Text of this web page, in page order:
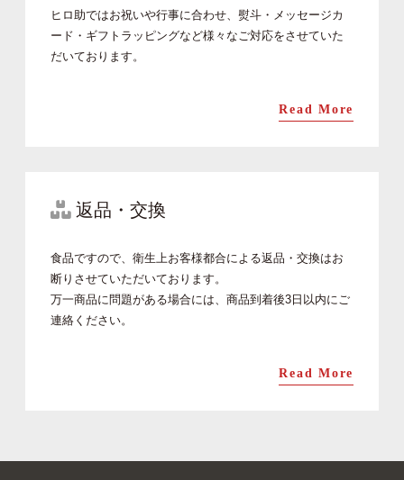
ヒロ助ではお祝いや行事に合わせ、熨斗・メッセージカ
ード・ギフトラッピングなど様々なご対応をさせていた
だいております。
Read More
返品・交換
食品ですので、衛生上お客様都合による返品・交換はお
断りさせていただいております。
万一商品に問題がある場合には、商品到着後3日以内にご
連絡ください。
Read More